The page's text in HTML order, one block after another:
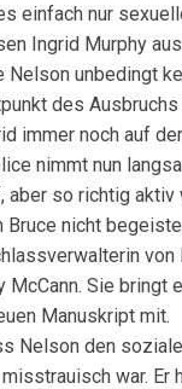
einfach nur
Ingrid Murphy
Nelson unbedingt
des Ausbruchs
immer noch auf
nimmt nun
aber so richtig aktiv
Bruce nicht
von
McCann. Sie bringt
Manuskript mit.
Nelson den
war. Er